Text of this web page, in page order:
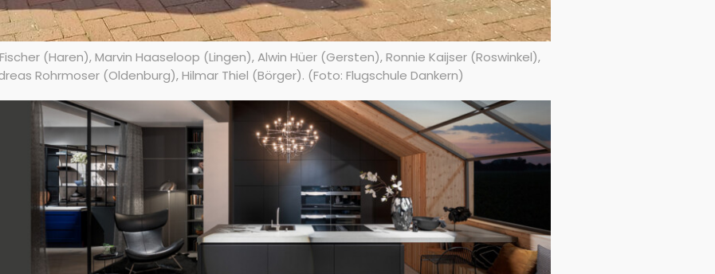
(Haren), Marvin Haaseloop (Lingen), Alwin Hüer (Gersten), Ronnie Kaijser (Roswinkel),
Rohrmoser (Oldenburg), Hilmar Thiel (Börger). (Foto: Flugschule Dankern)